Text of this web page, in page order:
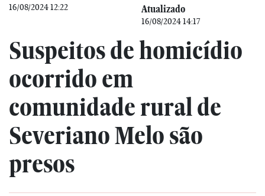
16/08/2024 12:22 Atualizado
16/08/2024 14:17
Suspeitos de homicídio
ocorrido em
comunidade rural de
Severiano Melo são
presos